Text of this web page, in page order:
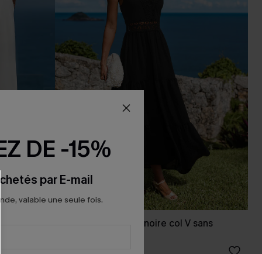
Robe longue tissé noire col V sans
DE -15%
par E-mail
valable une seule fois.